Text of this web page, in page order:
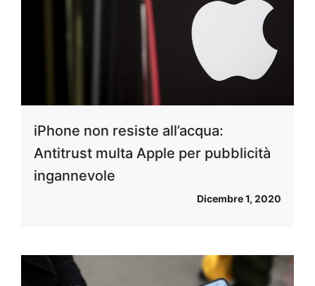
iPhone non resiste all’acqua:
Antitrust multa Apple per pubblicità
ingannevole
Dicembre 1, 2020